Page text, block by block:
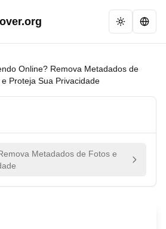
Online? Remova Metadados de
e Proteja Sua Privacidade
Metadados de Fotos e